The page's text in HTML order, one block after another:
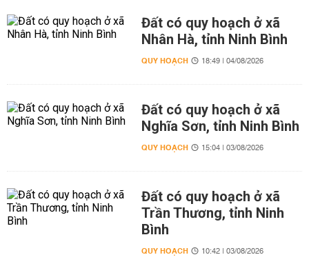
Đất có quy hoạch ở xã
Nhân Hà, tỉnh Ninh Bình
QUY HOẠCH 18:49 | 04/08/2026
Đất có quy hoạch ở xã
Nghĩa Sơn, tỉnh Ninh Bình
QUY HOẠCH 15:04 | 03/08/2026
Đất có quy hoạch ở xã
Trần Thương, tỉnh Ninh
Bình
QUY HOẠCH 10:42 | 03/08/2026